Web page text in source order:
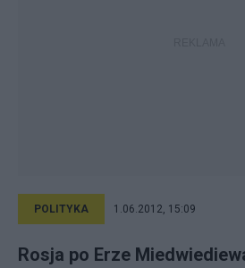
POLITYKA 1.06.2012, 15:09
Rosja po Erze